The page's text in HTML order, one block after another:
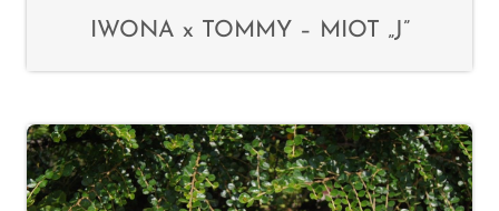
IWONA x TOMMY – MIOT „J”